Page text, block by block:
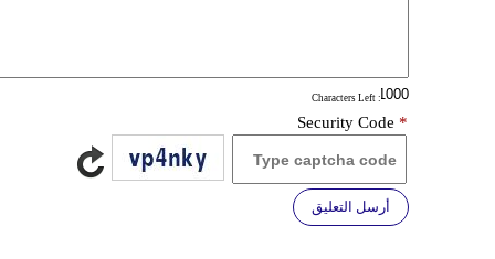
: Characters Left
Security Code *
أرسل التعليق